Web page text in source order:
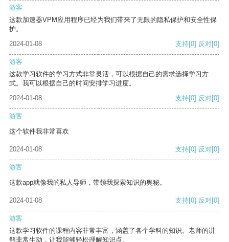
游客
这款加速器VPM应用程序已经为我们带来了无限的隐私保护和安全性保
护。
2024-01-08
支持[0] 反对[0]
游客
这款学习软件的学习方式非常灵活，可以根据自己的需求选择学习方
式。我可以根据自己的时间安排学习进度。
2024-01-08
支持[0] 反对[0]
游客
这个软件我非常喜欢
2024-01-08 支持[0] 反对[0]
游客
这款app就像我的私人导师，带领我探索知识的奥秘。
2024-01-08 支持[0] 反对[0]
游客
这款学习软件的课程内容非常丰富，涵盖了各个学科的知识。老师的讲
解非常生动，让我能够轻松理解知识点。